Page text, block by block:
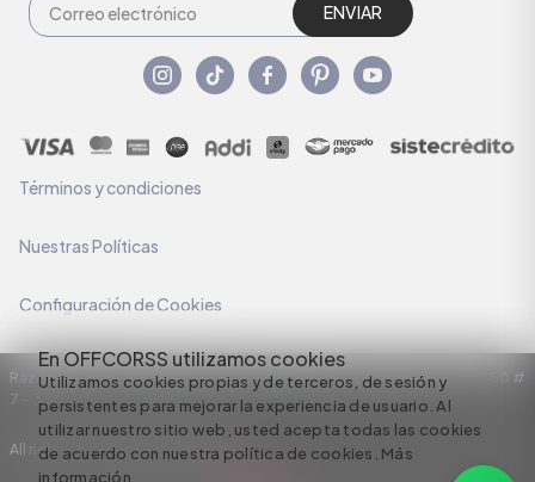
En OFFCORSS utilizamos cookies
Utilizamos cookies propias y de terceros, de sesión y
persistentes para mejorar la experiencia de usuario. Al
utilizar nuestro sitio web, usted acepta todas las cookies
de acuerdo con nuestra política de cookies. Más
información
ENVIAR
Términos y condiciones
Nuestras Políticas
Configuración de Cookies
Razón Social: C.I HERMECO S.A. NIT: 890924167-6 Dirección: Carrera 50 #
7 – 35
All rights reserved empowered by